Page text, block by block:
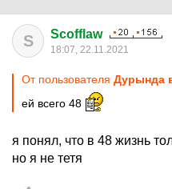
S Scofflaw
18:07, 22.11.2021
От пользователя Дурында
ей всего 48
я понял, что в 48 жизнь
но я не тетя